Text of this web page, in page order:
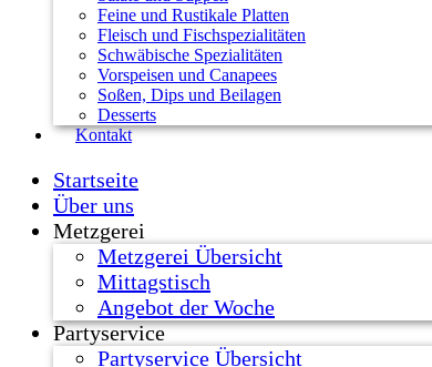
Feine und Rustikale Platten
Fleisch und Fischspezialitäten
Schwäbische Spezialitäten
Vorspeisen und Canapees
Soßen, Dips und Beilagen
Desserts
Kontakt
Startseite
Über uns
Metzgerei
Metzgerei Übersicht
Mittagstisch
Angebot der Woche
Partyservice
Partyservice Übersicht